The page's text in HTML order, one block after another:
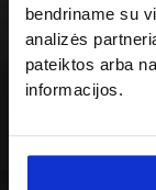
bendriname su
analizės
pateiktos arba
informacijos.
Orona Next